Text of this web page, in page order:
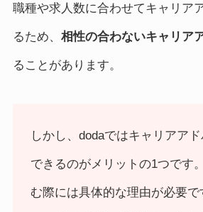
職種や求人数に合わせてキャリア
るため、 相性の合わないキャリア
ることがあります。
しかし、dodaではキャリアア
できるのがメリットの1つです
む際には具体的な理由が必要で